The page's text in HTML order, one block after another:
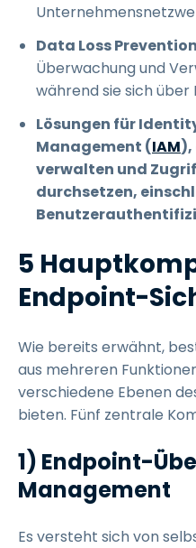
Data Loss
Überwachung und
während sie sich
Lösungen für
Management (IAM
verwalten und
durchsetzen,
5
Endpoint-
Wie bereits erwähnt,
aus mehreren
verschiedene Ebenen
bieten. Fünf zentrale
1) Endpoint-
Management
Es versteht sich von